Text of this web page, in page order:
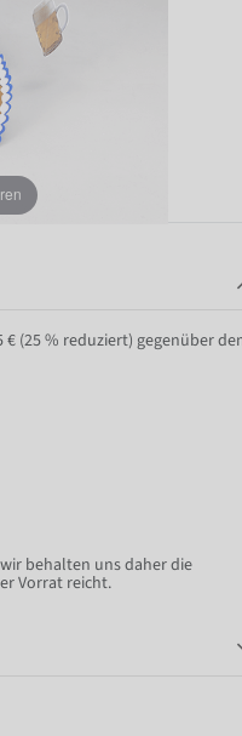
(25 % reduziert) gegenüber
behalten uns daher die
Vorrat reicht.